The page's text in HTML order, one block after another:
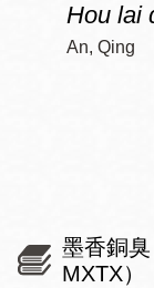
Hou lai
An, Qing
墨香銅
MXTX）